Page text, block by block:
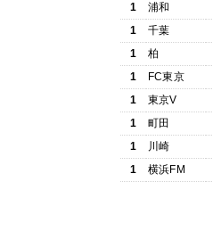
1
浦和
1
千葉
1
柏
1
FC東京
1
東京V
1
町田
1
川崎
1
横浜FM